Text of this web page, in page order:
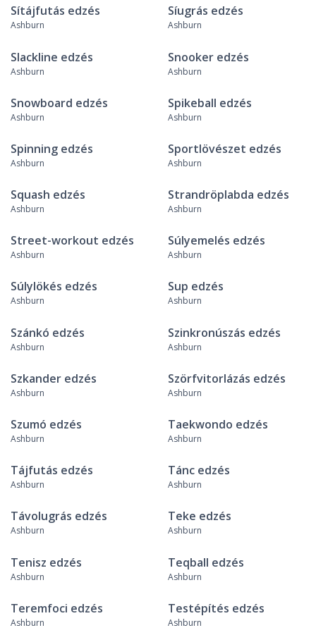
Sítájfutás edzés
Ashburn
Síugrás edzés
Ashburn
Slackline edzés
Ashburn
Snooker edzés
Ashburn
Snowboard edzés
Ashburn
Spikeball edzés
Ashburn
Spinning edzés
Ashburn
Sportlövészet edzés
Ashburn
Squash edzés
Ashburn
Strandröplabda edzés
Ashburn
Street-workout edzés
Ashburn
Súlyemelés edzés
Ashburn
Súlylökés edzés
Ashburn
Sup edzés
Ashburn
Szánkó edzés
Ashburn
Szinkronúszás edzés
Ashburn
Szkander edzés
Ashburn
Szörfvitorlázás edzés
Ashburn
Szumó edzés
Ashburn
Taekwondo edzés
Ashburn
Tájfutás edzés
Ashburn
Tánc edzés
Ashburn
Távolugrás edzés
Ashburn
Teke edzés
Ashburn
Tenisz edzés
Ashburn
Teqball edzés
Ashburn
Teremfoci edzés
Ashburn
Testépítés edzés
Ashburn